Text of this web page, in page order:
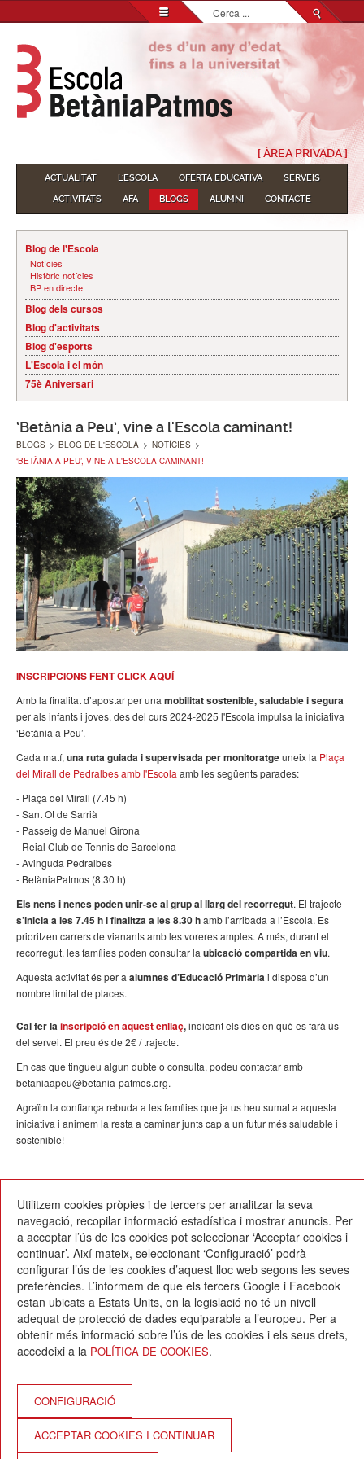
Cerca
...
[ ÀREA PRIVADA ]
ACTUALITAT L'ESCOLA OFERTA EDUCATIVA
SERVEIS
ACTIVITATS
AFA BLOGS ALUMNI CONTACTE
Blog de l'Escola
Notícies
Històric notícies
BP en directe
Blog dels cursos
Blog d'activitats
Blog d'esports
L'Escola i el món
75è Aniversari
‘Betània a Peu’, vine a l'Escola caminant!
BLOGS > BLOG DE L'ESCOLA > NOTÍCIES >
‘BETÀNIA A PEU’, VINE A L'ESCOLA CAMINANT!
INSCRIPCIONS FENT CLICK AQUÍ
Amb la finalitat d’apostar per una mobilitat sostenible, saludable i segura
per als infants i joves, des del curs 2024-2025 l'Escola impulsa la iniciativa
‘Betània a Peu’.
Cada matí, una ruta guiada i supervisada per monitoratgeuneix la Plaça
del Mirall de Pedralbes amb l'Escola amb les següents parades:
- Plaça del Mirall (7.45 h)
- Sant Ot de Sarrià
- Passeig de Manuel Girona
- Reial Club de Tennis de Barcelona
- Avinguda Pedralbes
- BetàniaPatmos (8.30 h)
Els nens i nenes poden unir-se al grup al llarg del recorregut. El trajecte
s’inicia a les 7.45 h i finalitza a les 8.30 hamb l’arribada a l’Escola. Es
prioritzen carrers de vianants amb les voreres amples. A més, durant el
recorregut, les famílies poden consultar la ubicació compartida en viu.
Aquesta activitat és per a alumnes d’Educació Primària i disposa d’un
nombre limitat de places.
Cal fer la inscripció en aquest enllaç,indicant els dies en què es farà ús
del servei. El preu és de 2€ / trajecte.
En cas que tingueu algun dubte o consulta, podeu contactar amb
betaniaapeu@betania-patmos.org.
Agraïm la confiança rebuda a les famílies que ja us heu sumat a aquesta
iniciativa i animem la resta a caminar junts cap a un futur més saludable i
sostenible!
24/07/2024
Escola Betània-Patmos
C. Montevideo, 13
08034 Barcelona
Arquitectura i disseny:
www.pixtin.es
Utilitzem cookies pròpies i de tercers per analitzar la seva
navegació, recopilar informació estadística i mostrar anuncis. Per
a acceptar l’ús de les cookies pot seleccionar ‘Acceptar cookies i
continuar’. Així mateix, seleccionant ‘Configuració’ podrà
configurar l’ús de les cookies d’aquest lloc web segons les seves
preferències. L’informem de que els tercers Google i Facebook
estan ubicats a Estats Units, on la legislació no té un nivell
adequat de protecció de dades equiparable a l’europeu. Per a
obtenir més informació sobre l’ús de les cookies i els seus drets,
accedeixi a la POLÍTICA DE COOKIES.
CONFIGURACIÓ
ACCEPTAR COOKIES I CONTINUAR